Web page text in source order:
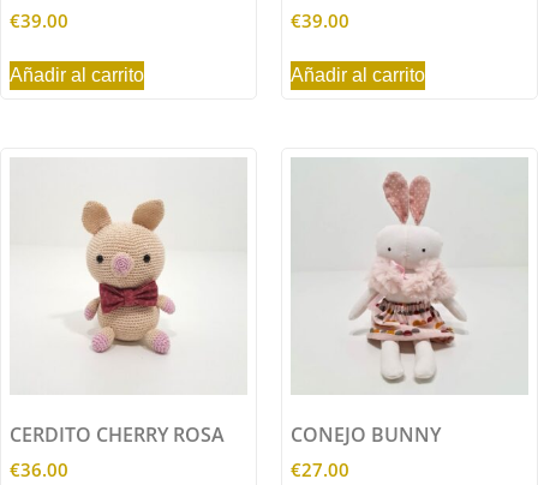
€39.00
Añadir al carrito
€39.00
Añadir al carrito
CERDITO CHERRY ROSA
€36.00
CONEJO BUNNY
€27.00